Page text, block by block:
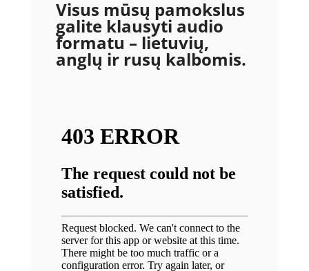
Visus mūsų pamokslus
galite klausyti audio
formatu – lietuvių,
anglų ir rusų kalbomis.